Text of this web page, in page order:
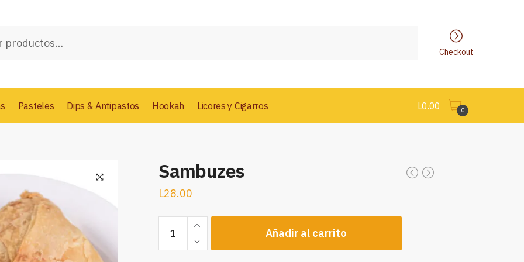
Checkout
Pasteles Dips & Antipastos Hookah Licores y Cigarros L0.00 0
Sambuzes
L28.00
Sambuzes
cantidad
Añadir al carrito